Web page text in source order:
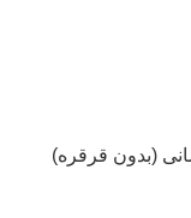
(بدون قرقره)